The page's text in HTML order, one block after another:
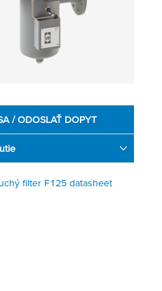
/ ODOSLAŤ DOPYT
filter F125 datasheet